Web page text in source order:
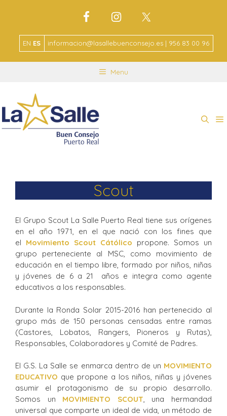
EN ES informacion@lasallebuenconsejo.es | 956 83 00 96
Menu
Scout
El Grupo Scout La Salle Puerto Real tiene sus orígenes
en el año 1971, en el que nació con los fines que
el Movimiento Scout Cátólico propone. Somos un
grupo perteneciente al MSC, como movimiento de
educación en el tiempo libre, formado por niños, niñas
y jóvenes de 6 a 21 años e integra como agente
educativos a los responsables.
Durante la Ronda Solar 2015-2016 han pertenecido al
grupo más de 150 personas censadas entre ramas
(Castores, Lobatos, Rangers, Pioneros y Rutas),
Responsables, Colaboradores y Comité de Padres.
El G.S. La Salle se enmarca dentro de un MOVIMIENTO
EDUCATIVO que propone a los niños, niñas y jóvenes
asumir el protagonismo de su propio desarrollo.
Somos un MOVIMIENTO SCOUT, una hermandad
universal que comparte un ideal de vida, un método de